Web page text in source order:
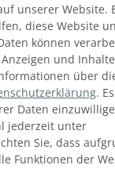
unserer Website.
diese Website
können
und
über
. Es
Daten
jederzeit unter
Sie, dass
Funktionen der